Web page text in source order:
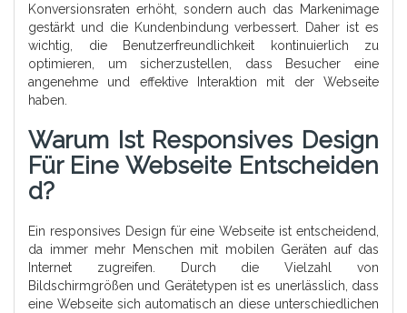
Konversionsraten erhöht, sondern auch das Markenimage
gestärkt und die Kundenbindung verbessert. Daher ist es
wichtig, die Benutzerfreundlichkeit kontinuierlich zu
optimieren, um sicherzustellen, dass Besucher eine
angenehme und effektive Interaktion mit der Webseite
haben.
Warum Ist Responsives Design
Für Eine Webseite Entscheiden
D?
Ein responsives Design für eine Webseite ist entscheidend,
da immer mehr Menschen mit mobilen Geräten auf das
Internet zugreifen. Durch die Vielzahl von
Bildschirmgrößen und Gerätetypen ist es unerlässlich, dass
eine Webseite sich automatisch an diese unterschiedlichen